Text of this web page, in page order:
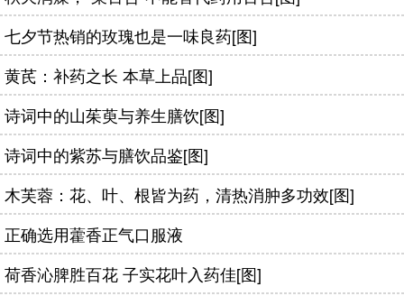
七夕节热销的玫瑰也是一味良药[图]
黄芪：补药之长 本草上品[图]
诗词中的山茱萸与养生膳饮[图]
诗词中的紫苏与膳饮品鉴[图]
木芙蓉：花、叶、根皆为药，清热消肿多功效[图]
正确选用藿香正气口服液
荷香沁脾胜百花 子实花叶入药佳[图]